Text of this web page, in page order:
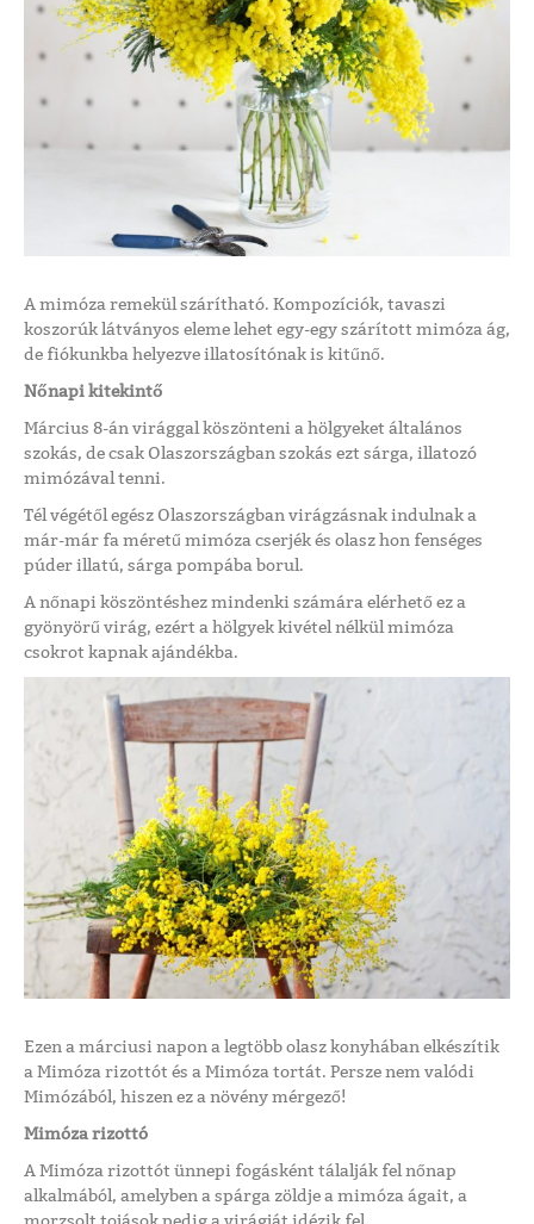
A mimóza remekül szárítható. Kompozíciók, tavaszi
koszorúk látványos eleme lehet egy-egy szárított mimóza ág,
de fiókunkba helyezve illatosítónak is kitűnő.
Nőnapi kitekintő
Március 8-án virággal köszönteni a hölgyeket általános
szokás, de csak Olaszországban szokás ezt sárga, illatozó
mimózával tenni.
Tél végétől egész Olaszországban virágzásnak indulnak a
már-már fa méretű mimóza cserjék és olasz hon fenséges
púder illatú, sárga pompába borul.
A nőnapi köszöntéshez mindenki számára elérhető ez a
gyönyörű virág, ezért a hölgyek kivétel nélkül mimóza
csokrot kapnak ajándékba.
Ezen a márciusi napon a legtöbb olasz konyhában elkészítik
a Mimóza rizottót és a Mimóza tortát. Persze nem valódi
Mimózából, hiszen ez a növény mérgező!
Mimóza rizottó
A Mimóza rizottót ünnepi fogásként tálalják fel nőnap
alkalmából, amelyben a spárga zöldje a mimóza ágait, a